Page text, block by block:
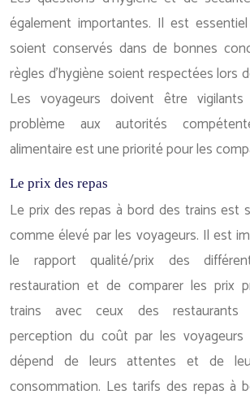
également importantes. Il est
soient conservés dans de bonnes
règles d’hygiène soient respectées lors
Les voyageurs doivent être
problème aux autorités
alimentaire est une priorité pour les
Le prix des repas
Le prix des repas à bord des trains est
comme élevé par les voyageurs. Il est
le rapport qualité/prix des
restauration et de comparer les prix
trains avec ceux des restaurants
perception du coût par les
dépend de leurs attentes et de
consommation. Les tarifs des repas à